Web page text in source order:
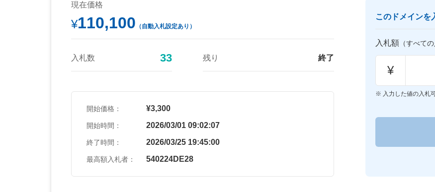
現在価格
¥110,100 （自動入札設定あり）
入札数 33 残り 終了
開始価格： ¥3,300
開始時間： 2026/03/01 09:02:07
終了時間： 2026/03/25 19:45:00
最高額入札者： 540224DE28
このドメインを
入札額 （すべて
¥
入力した値の入札